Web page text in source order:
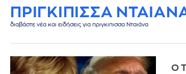
ΠΡΙΓΚΙΠΙΣΣΑ
διαβάστε νέα και ειδήσεις για πριγκιπισσα Νταιάνα
Ο